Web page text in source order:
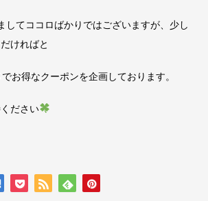
してココロばかりではございますが、少し
ければと
お得なクーポンを企画しております。
ださい